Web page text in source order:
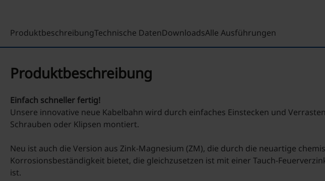
ProduktbeschreibungTechnische DatenDownloadsAlle Ausführungen
Produktbeschreibung
Einfach schneller fertig!
Unsere innovative neue Kabelbahn wird durch einfaches Einstecken und
Schrauben oder Klipsen montiert.
Neu ist auch die Version aus Zink-Magnesium (ZM), die durch die neuartige
Korrosionsbeständigkeit bietet, die gleichzusetzen ist mit einer Tauch-
ist.